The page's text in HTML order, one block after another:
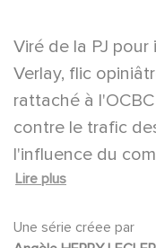
Viré de la PJ
Verlay, flic
rattaché à
contre le trafic
l'influence du
devient, de ce
qui touche à la
Lire plus
Une série créee par